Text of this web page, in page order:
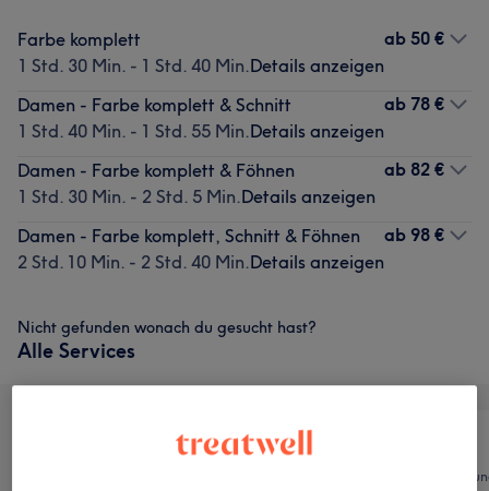
Farbe komplett
1 Std. 30 Min. - 1 Std. 40 Min.Details anzeigen
ab 50 €
Damen - Farbe komplett & Schnitt
1 Std. 40 Min. - 1 Std. 55 Min.Details anzeigen
ab 78 €
Damen - Farbe komplett & Föhnen
1 Std. 30 Min. - 2 Std. 5 Min.Details anzeigen
ab 82 €
Damen - Farbe komplett, Schnitt & Föhnen
2 Std. 10 Min. - 2 Std. 40 Min.Details anzeigen
ab 98 €
Nicht gefunden wonach du gesucht hast?
Alle Services